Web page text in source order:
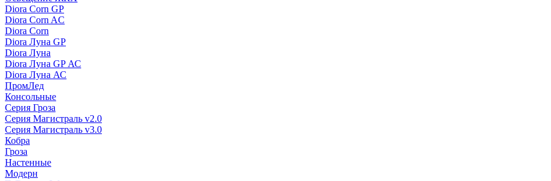
Diora Corn GP
Diora Corn AC
Diora Corn
Diora Луна GP
Diora Луна
Diora Луна GP АС
Diora Луна АС
ПромЛед
Консольные
Серия Гроза
Серия Магистраль v2.0
Серия Магистраль v3.0
Кобра
Гроза
Настенные
Модерн